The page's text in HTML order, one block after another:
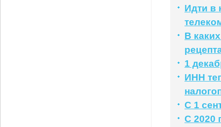
Идти в
В
1
ИНН
С 1
С 2020